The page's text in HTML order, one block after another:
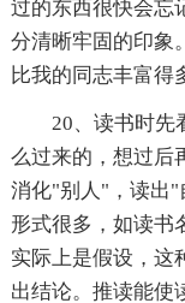
过的东西很快会忘
分清晰牢固的印象
比我的同志丰富
20、读书时先
么过来的，想过后
消化"别人"，读出"
形式很多，如读书
实际上是假设，这
出结论。推读能使